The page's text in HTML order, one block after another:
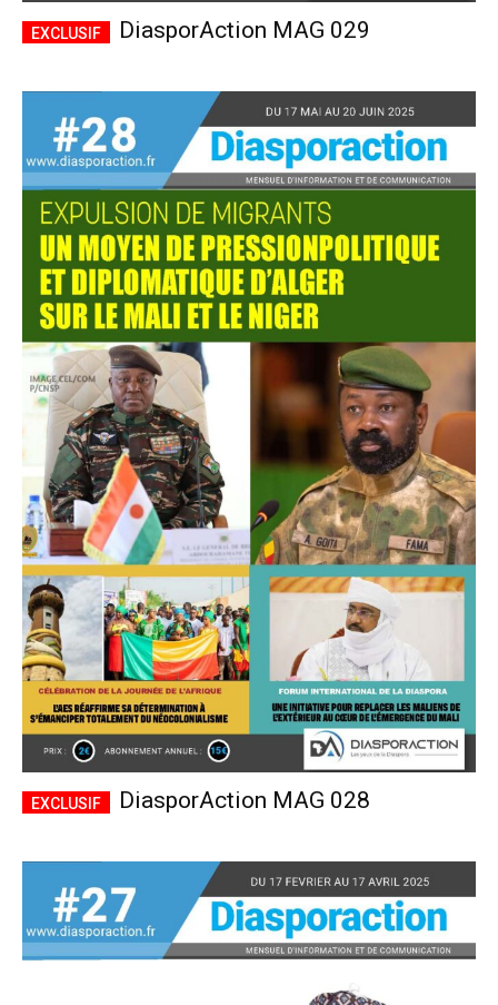
DiasporAction MAG 029
DiasporAction MAG 028